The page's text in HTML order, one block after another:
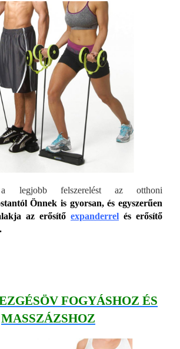
legjobb felszerelést az otthoni
Önnek is gyorsan, és egyszerűen
az erősítő expanderrel és erősítő
FOGYÁSHOZ ÉS
MASSZÁZSHOZ